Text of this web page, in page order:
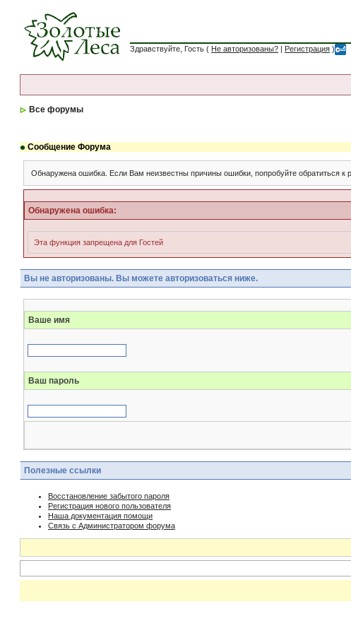
Здравствуйте, Гость ( Не авторизованы? | Регистрация )
Все форумы
Сообщение Форума
Обнаружена ошибка. Если Вам неизвестны причины ошибки, попробуйте обратиться к
Обнаружена ошибка:
Эта функция запрещена для Гостей
Вы не авторизованы. Вы можете авторизоваться ниже.
Ваше имя
Ваш пароль
Полезные ссылки
Восстановление забытого пароля
Регистрация нового пользователя
Наша документация помощи
Связь с Администратором форума